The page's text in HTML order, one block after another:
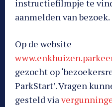
instructiefilmpje te
aanmelden van bezoek.
Op de website
gezocht op
ParkStart’. Vragen
gesteld via